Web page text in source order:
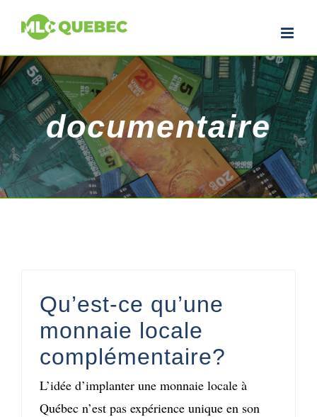
content
documentaire
Qu’est-ce qu’une
monnaie locale
complémentaire?
L’idée d’implanter une monnaie locale à
Québec n’est pas expérience unique en son